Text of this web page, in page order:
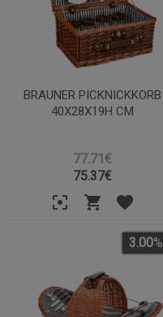
BRAUNER PICKNICKKORB
40X28X19H CM
77.71€
75.37€
3.00%